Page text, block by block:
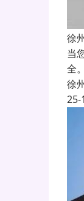
徐
当
全
徐
25-